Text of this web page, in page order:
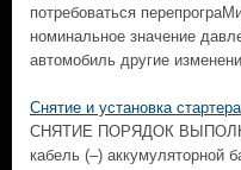
потребоваться
номинальное значение
автомобиль другие
Снятие и установка стартера
СНЯТИЕ ПОРЯДОК
кабель (–) аккумуляторной